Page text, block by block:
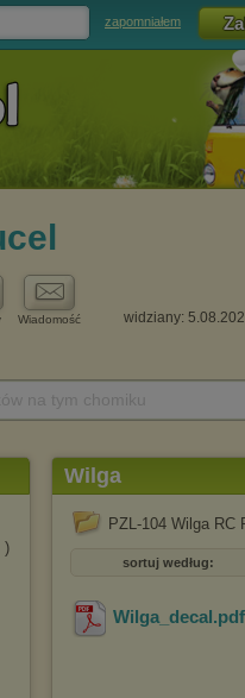
zapomniałem
Wiadomość widziany:
)
Wilga
PZL-104 Wilga RC
sortuj według:
Wilga_decal